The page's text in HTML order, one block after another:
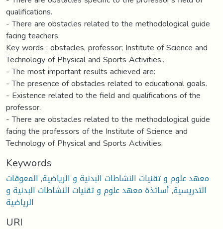
qualifications.
- There are obstacles related to the methodological guide
facing teachers.
Key words : obstacles, professor; Institute of Science and
Technology of Physical and Sports Activities..
- The most important results achieved are:
- The presence of obstacles related to educational goals.
- Existence related to the field and qualifications of the
professor.
- There are obstacles related to the methodological guide
facing the professors of the Institute of Science and
Technology of Physical and Sports Activities.
Keywords
معهد علوم و تقنيات النشاطات البدنية و الرياضية, المعوقات
التدريسية,أساتذة معهد علوم و تقنيات النشاطات البدنية و
الرياضية
URI